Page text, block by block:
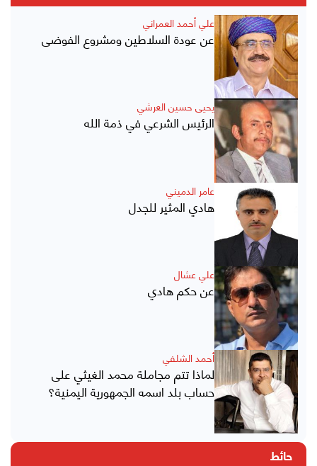
علي أحمد العمراني
عن عودة السلاطين ومشروع الفوضى
يحيى حسين العرشي
الرئيس الشرعي في ذمة الله
عامر الدميني
هادي المثير للجدل
علي عشال
عن حكم هادي
أحمد الشلفي
لماذا تتم مجاملة محمد الغيثي على
حساب بلد اسمه الجمهورية اليمنية؟
حائط